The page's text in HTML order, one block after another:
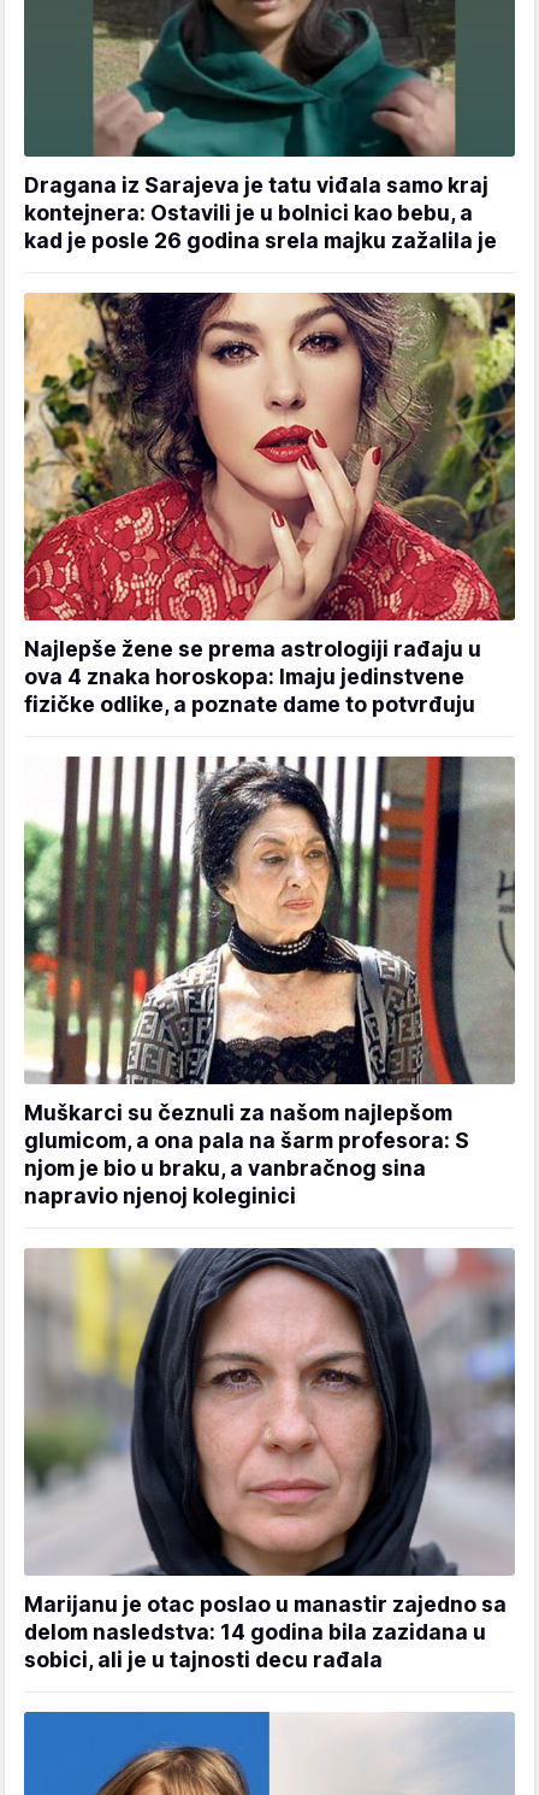
Dragana iz Sarajeva je tatu viđala samo kraj
kontejnera: Ostavili je u bolnici kao bebu, a
kad je posle 26 godina srela majku zažalila je
Najlepše žene se prema astrologiji rađaju u
ova 4 znaka horoskopa: Imaju jedinstvene
fizičke odlike, a poznate dame to potvrđuju
Muškarci su čeznuli za našom najlepšom
glumicom, a ona pala na šarm profesora: S
njom je bio u braku, a vanbračnog sina
napravio njenoj koleginici
Marijanu je otac poslao u manastir zajedno sa
delom nasledstva: 14 godina bila zazidana u
sobici, ali je u tajnosti decu rađala